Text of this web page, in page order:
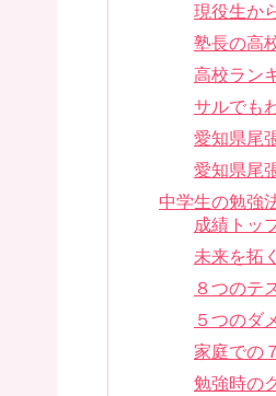
現役生か
塾長の高
高校ラン
サルでも
愛知県尾
愛知県尾
中学生の勉強
成績トッ
未来を拓
８つのテ
５つのダ
家庭での
勉強時の